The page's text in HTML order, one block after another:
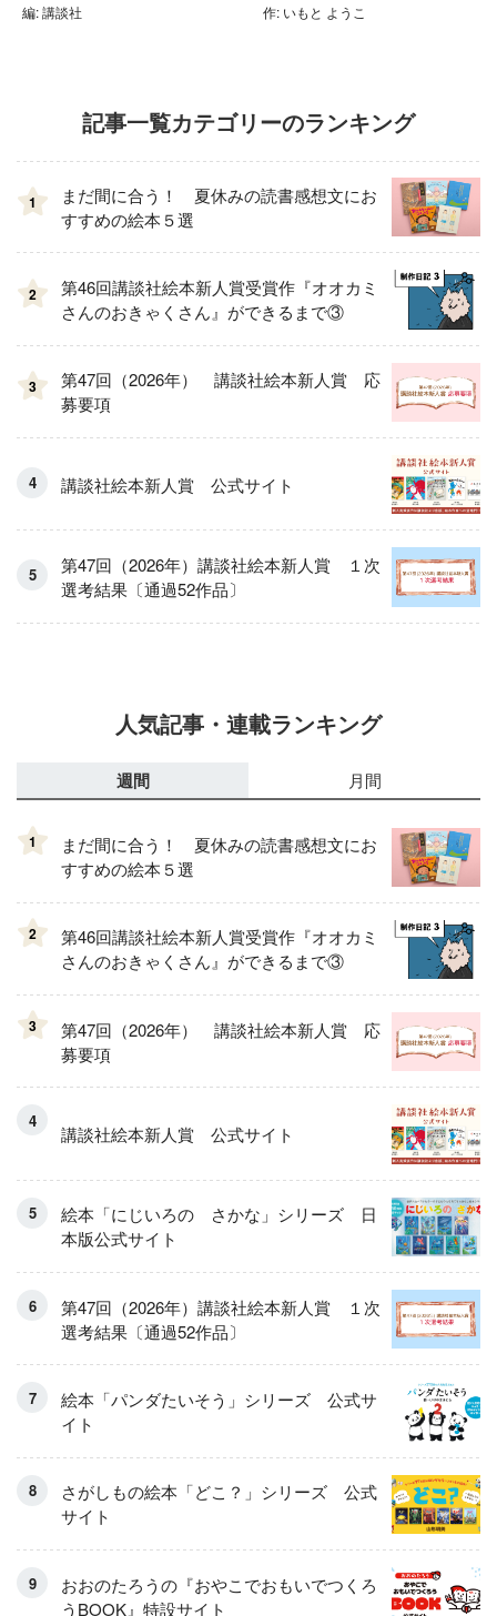
編: 講談社 作: いもと ようこ
記事一覧カテゴリーのランキング
1
まだ間に合う！ 夏休みの読書感想文にお
すすめの絵本５選
2
第46回講談社絵本新人賞受賞作『オオカミ
さんのおきゃくさん』ができるまで③
3
第47回（2026年） 講談社絵本新人賞 応
募要項
講談社絵本新人賞 公式サイト
第47回（2026年）講談社絵本新人賞 １次
選考結果〔通過52作品〕
人気記事・連載ランキング
週間 月間
1
まだ間に合う！ 夏休みの読書感想文にお
すすめの絵本５選
2
第46回講談社絵本新人賞受賞作『オオカミ
さんのおきゃくさん』ができるまで③
3
第47回（2026年） 講談社絵本新人賞 応
募要項
講談社絵本新人賞 公式サイト
絵本「にじいろの さかな」シリーズ 日
本版公式サイト
第47回（2026年）講談社絵本新人賞 １次
選考結果〔通過52作品〕
絵本「パンダたいそう」シリーズ 公式サ
イト
さがしもの絵本「どこ？」シリーズ 公式
サイト
おおのたろうの『おやこでおもいでつくろ
うBOOK』特設サイト